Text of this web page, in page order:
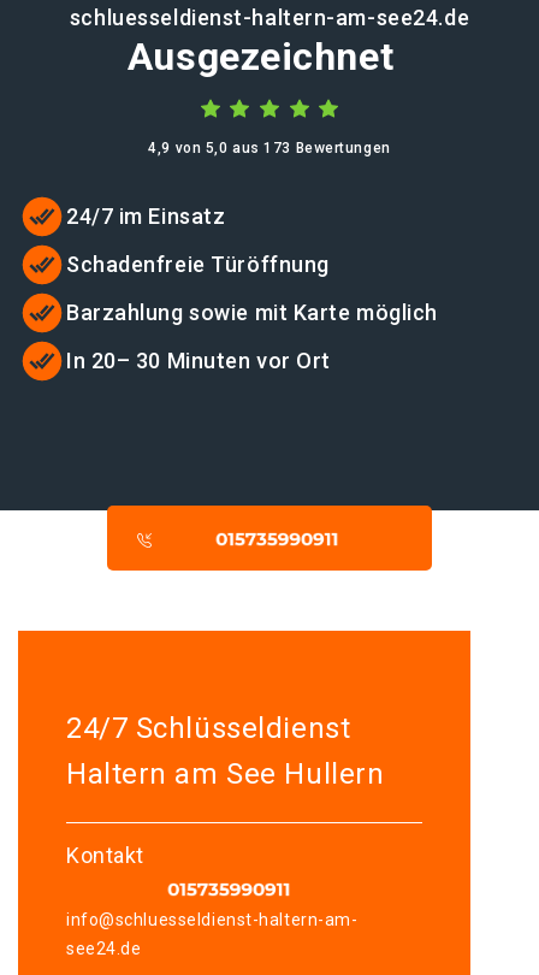
schluesseldienst-haltern-am-see24.de
Ausgezeichnet
4,9 von 5,0 aus 173 Bewertungen
24/7 im Einsatz
Schadenfreie Türöffnung
Barzahlung sowie mit Karte möglich
In 20– 30 Minuten vor Ort
24/7 Schlüsseldienst
Haltern am See Hullern
Kontakt
info@schluesseldienst-haltern-am-
see24.de